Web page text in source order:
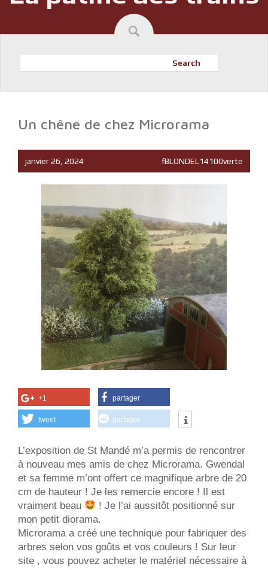
Search
Un chêne de chez Microrama
janvier 26, 2024 fBLONDEL14100verte
+1 partager
tweet partager
L’exposition de St Mandé m’a permis de rencontrer
à nouveau mes amis de chez Microrama. Gwendal
et sa femme m’ont offert ce magnifique arbre de 20
cm de hauteur ! Je les remercie encore ! Il est
vraiment beau
! Je l’ai aussitôt positionné sur
mon petit diorama.
Microrama a créé une technique pour fabriquer des
arbres selon vos goûts et vos couleurs ! Sur leur
site , vous pouvez acheter le matériel nécessaire à